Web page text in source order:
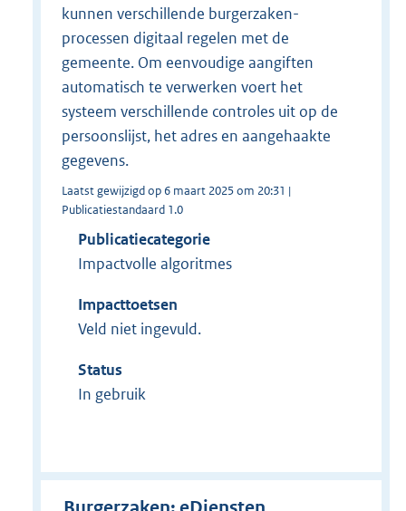
kunnen verschillende burgerzaken-
processen digitaal regelen met de
gemeente. Om eenvoudige aangiften
automatisch te verwerken voert het
systeem verschillende controles uit op de
persoonslijst, het adres en aangehaakte
gegevens.
Laatst gewijzigd op 6 maart 2025 om 20:31 |
Publicatiestandaard 1.0
Publicatiecategorie
Impactvolle algoritmes
Impacttoetsen
Veld niet ingevuld.
Status
In gebruik